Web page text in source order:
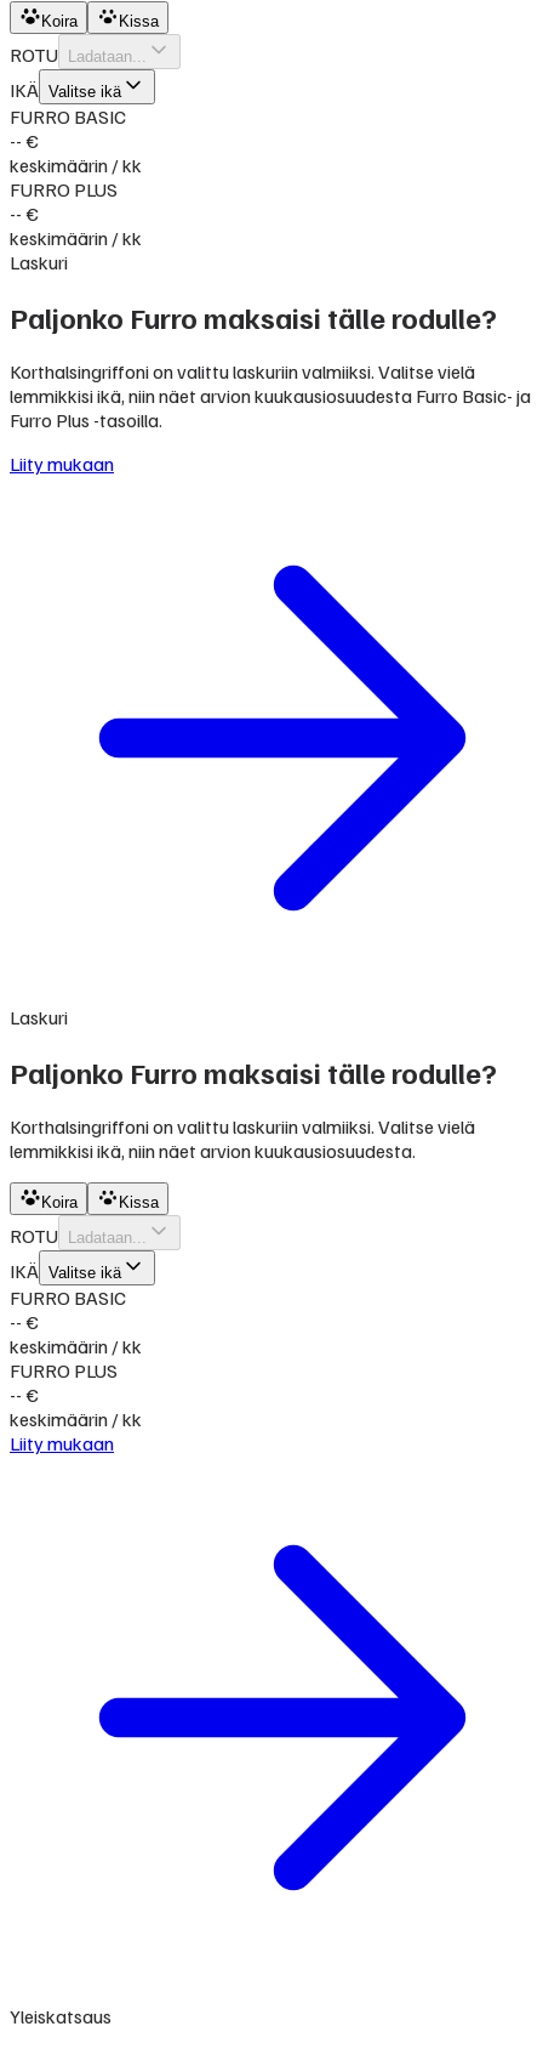
Koira Kissa
ROTU Ladataan...
IKÄ Valitse ikä
FURRO BASIC
-- €
keskimäärin / kk
FURRO PLUS
-- €
keskimäärin / kk
Laskuri
Paljonko Furro maksaisi tälle rodulle?
Korthalsingriffoni on valittu laskuriin valmiiksi. Valitse vielä
lemmikkisi ikä, niin näet arvion kuukausiosuudesta Furro Basic- ja
Furro Plus -tasoilla.
Liity mukaan
Laskuri
Paljonko Furro maksaisi tälle rodulle?
Korthalsingriffoni on valittu laskuriin valmiiksi. Valitse vielä
lemmikkisi ikä, niin näet arvion kuukausiosuudesta.
Koira Kissa
ROTU Ladataan...
IKÄ Valitse ikä
FURRO BASIC
-- €
keskimäärin / kk
FURRO PLUS
-- €
keskimäärin / kk
Liity mukaan
Yleiskatsaus